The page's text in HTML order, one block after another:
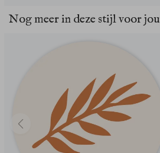
Nog meer in deze stijl voor jou